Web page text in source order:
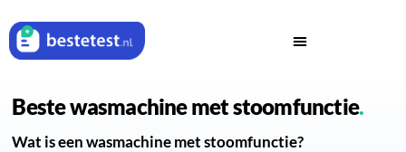
Beste wasmachine met stoomfunctie
Wat is een wasmachine met stoomfunctie?